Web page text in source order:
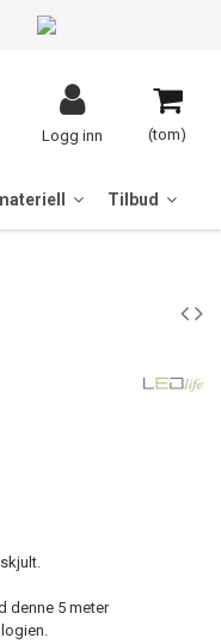
(tom)
Logg inn
Tilbud
denne 5 meter